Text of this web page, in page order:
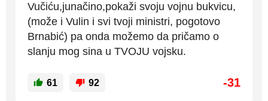
Vučiću,junačino,pokaži svoju vojnu bukvicu,
(može i Vulin i svi tvoji ministri, pogotovo
Brnabić) pa onda možemo da pričamo o
slanju mog sina u TVOJU vojsku.
61 92 -31